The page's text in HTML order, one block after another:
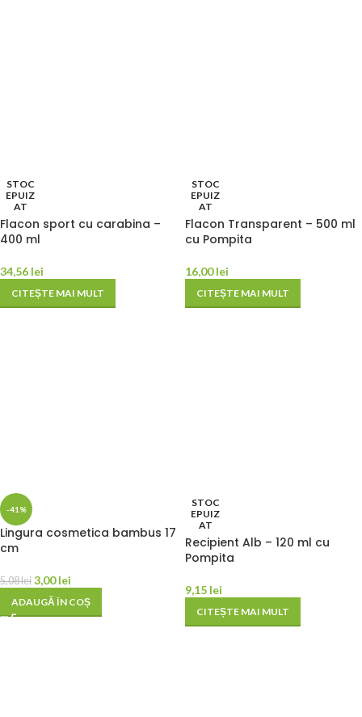
STOC
EPUIZ
AT
Flacon sport cu carabina –
400 ml
34,56 lei
CITEȘTE MAI MULT
STOC
EPUIZ
AT
Flacon Transparent – 500 ml
cu Pompita
16,00lei
CITEȘTE MAI MULT
-41%
Lingura cosmetica bambus 17
cm
5,08lei 3,00lei
ADAUGĂ ÎN COȘ
STOC
EPUIZ
AT
Recipient Alb – 120 ml cu
Pompita
9,15 lei
CITEȘTE MAI MULT